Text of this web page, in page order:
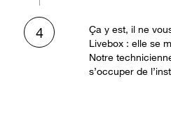
4
Ça y est, il ne
Livebox : elle se
Notre
s’occuper de